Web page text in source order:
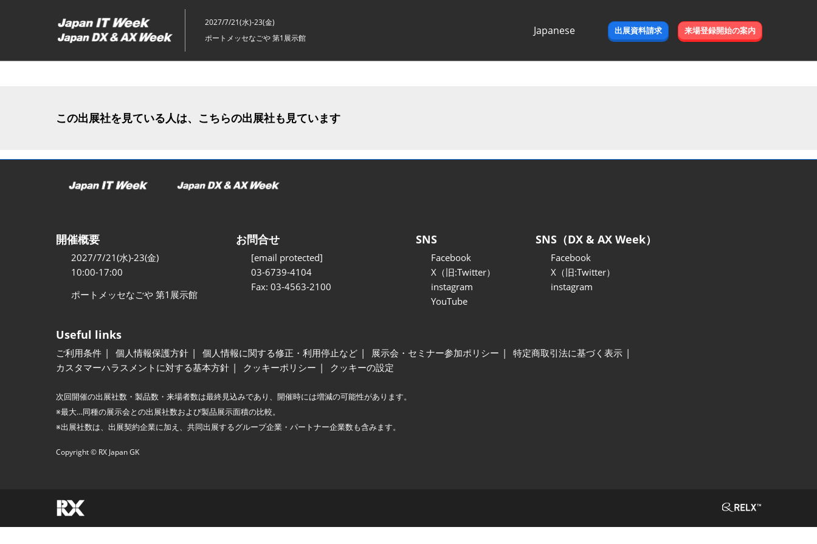
キ
ッ
む
2027/7/21(水)-23(金)
ポートメッセなごや 第1展示館
Japanese
出展資料請求 来場登録開始の案内
この出展社を見ている人は、こちらの出展社も見ています
開催概要
2027/7/21(水)-23(金)
10:00-17:00
ポートメッセなごや 第1展示館
お問合せ
[email protected]
03-6739-4104
Fax: 03-4563-2100
SNS
Facebook
X（旧:Twitter）
instagram
YouTube
SNS（DX & AX Week）
Facebook
X（旧:Twitter）
instagram
Useful links
ご利用条件 個人情報保護方針 個人情報に関する修正・利用停止など 展示会・セミナー参加ポリシー
特定商取引法に基づく表示
カスタマーハラスメントに対する基本方針
クッキーポリシー クッキーの設定
次回開催の出展社数・製品数・来場者数は最終見込みであり、開催時には増減の可能性があります。
※最大…同種の展示会との出展社数および製品展示面積の比較。
※出展社数は、出展契約企業に加え、共同出展するグループ企業・パートナー企業数も含みます。
Copyright © RX Japan GK